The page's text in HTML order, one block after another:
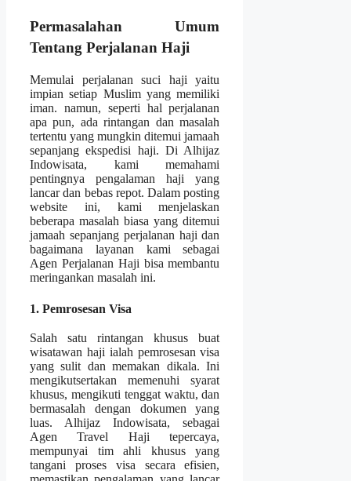
Permasalahan Umum
Tentang Perjalanan Haji
Memulai perjalanan suci haji yaitu
impian setiap Muslim yang memiliki
iman. namun, seperti hal perjalanan
apa pun, ada rintangan dan masalah
tertentu yang mungkin ditemui jamaah
sepanjang ekspedisi haji. Di Alhijaz
Indowisata, kami memahami
pentingnya pengalaman haji yang
lancar dan bebas repot. Dalam posting
website ini, kami menjelaskan
beberapa masalah biasa yang ditemui
jamaah sepanjang perjalanan haji dan
bagaimana layanan kami sebagai
Agen Perjalanan Haji bisa membantu
meringankan masalah ini.
1. Pemrosesan Visa
Salah satu rintangan khusus buat
wisatawan haji ialah pemrosesan visa
yang sulit dan memakan dikala. Ini
mengikutsertakan memenuhi syarat
khusus, mengikuti tenggat waktu, dan
bermasalah dengan dokumen yang
luas. Alhijaz Indowisata, sebagai
Agen Travel Haji tepercaya,
mempunyai tim ahli khusus yang
tangani proses visa secara efisien,